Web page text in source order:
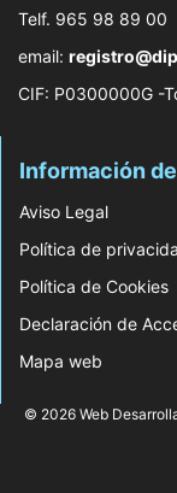
Telf. 965 98 89 00
email:
CIF: P0300000G -
Información
Aviso Legal
Política de
Política de Cookies
Declaración de
Mapa web
© 2026 Web